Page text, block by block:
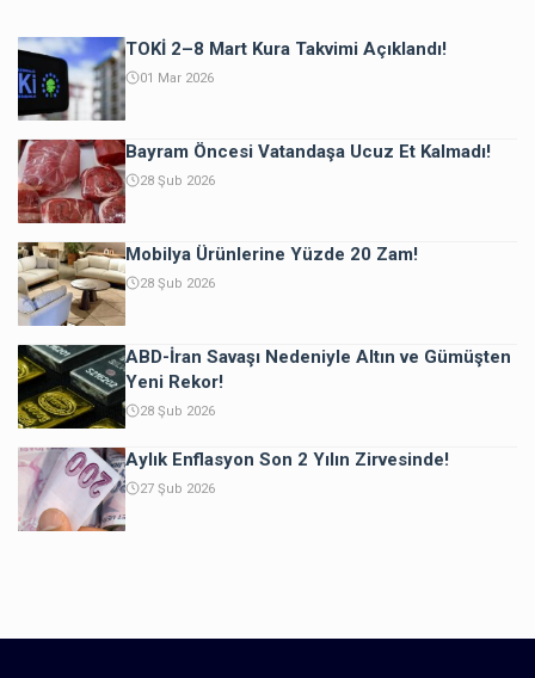
TOKİ 2–8 Mart Kura Takvimi Açıklandı!
01 Mar 2026
Bayram Öncesi Vatandaşa Ucuz Et Kalmadı!
28 Şub 2026
Mobilya Ürünlerine Yüzde 20 Zam!
28 Şub 2026
ABD-İran Savaşı Nedeniyle Altın ve Gümüşten
Yeni Rekor!
28 Şub 2026
Aylık Enflasyon Son 2 Yılın Zirvesinde!
27 Şub 2026